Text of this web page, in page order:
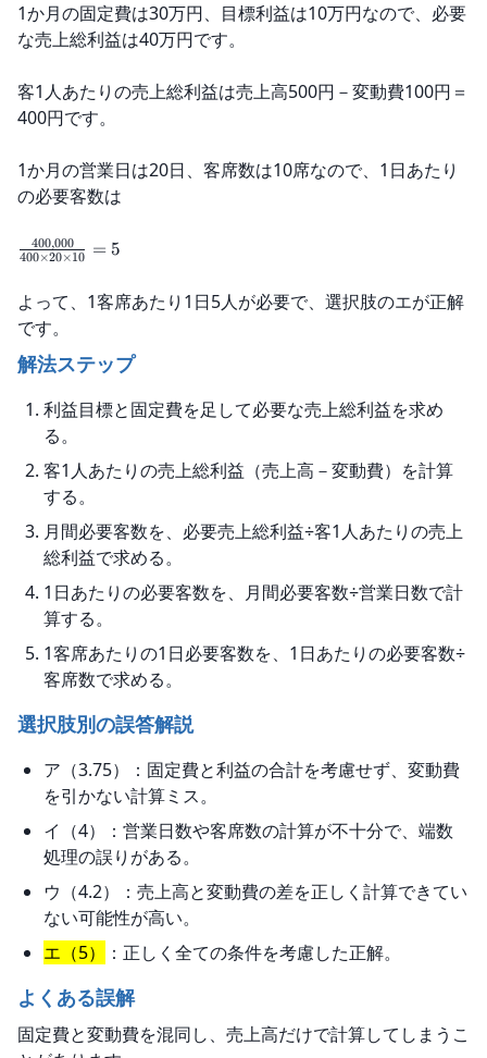
1か月の固定費は30万円、目標利益は10万円なので、必要
な売上総利益は40万円です。
客1人あたりの売上総利益は売上高500円－変動費100円＝
400円です。
1か月の営業日は20日、客席数は10席なので、1日あたり
の必要客数は
400×20×10
400,000 = 5
よって、1客席あたり1日5人が必要で、選択肢のエが正解
です。
解法ステップ
利益目標と固定費を足して必要な売上総利益を求め
る。
客1人あたりの売上総利益（売上高－変動費）を計算
する。
月間必要客数を、必要売上総利益÷客1人あたりの売上
総利益で求める。
1日あたりの必要客数を、月間必要客数÷営業日数で計
算する。
1客席あたりの1日必要客数を、1日あたりの必要客数÷
客席数で求める。
選択肢別の誤答解説
ア（3.75）：固定費と利益の合計を考慮せず、変動費
を引かない計算ミス。
イ（4）：営業日数や客席数の計算が不十分で、端数
処理の誤りがある。
ウ（4.2）：売上高と変動費の差を正しく計算できてい
ない可能性が高い。
エ（5）
：正しく全ての条件を考慮した正解。
よくある誤解
固定費と変動費を混同し、売上高だけで計算してしまうこ